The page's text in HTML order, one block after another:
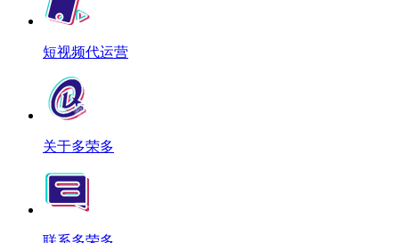
短视频代运营
关于多荣多